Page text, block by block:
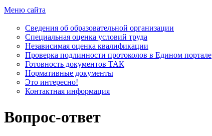
Меню сайта
Сведения об образовательной организации
Cпециальная оценка условий труда
Независимая оценка квалификации
Проверка подлинности протоколов в Едином портале
Готовность документов ТАК
Нормативные документы
Это интересно!
Контактная информация
Вопрос-ответ